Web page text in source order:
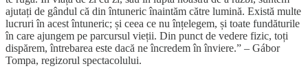
ajutați de gândul că din întuneric înaintăm către lumină. Există multe
lucruri în acest întuneric; și ceea ce nu înțelegem, și toate fundăturile
în care ajungem pe parcursul vieții. Din punct de vedere fizic, toți
dispărem, întrebarea este dacă ne încredem în înviere.” – Gábor
Tompa, regizorul spectacolului.